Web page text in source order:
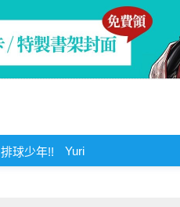
排球少年!! Yuri